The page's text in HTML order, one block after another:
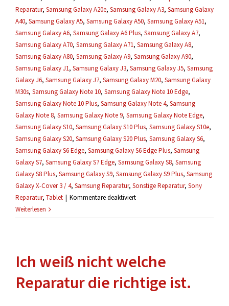
Reparatur, Samsung Galaxy A20e, Samsung Galaxy A3, Samsung Galaxy
A40, Samsung Galaxy A5, Samsung Galaxy A50, Samsung Galaxy A51,
Samsung Galaxy A6, Samsung Galaxy A6 Plus, Samsung Galaxy A7,
Samsung Galaxy A70, Samsung Galaxy A71, Samsung Galaxy A8,
Samsung Galaxy A80, Samsung Galaxy A9, Samsung Galaxy A90,
Samsung Galaxy J1, Samsung Galaxy J3, Samsung Galaxy J5, Samsung
Galaxy J6, Samsung Galaxy J7, Samsung Galaxy M20, Samsung Galaxy
M30s, Samsung Galaxy Note 10, Samsung Galaxy Note 10 Edge,
Samsung Galaxy Note 10 Plus, Samsung Galaxy Note 4, Samsung
Galaxy Note 8, Samsung Galaxy Note 9, Samsung Galaxy Note Edge,
Samsung Galaxy S10, Samsung Galaxy S10 Plus, Samsung Galaxy S10e,
Samsung Galaxy S20, Samsung Galaxy S20 Plus, Samsung Galaxy S6,
Samsung Galaxy S6 Edge, Samsung Galaxy S6 Edge Plus, Samsung
Galaxy S7, Samsung Galaxy S7 Edge, Samsung Galaxy S8, Samsung
Galaxy S8 Plus, Samsung Galaxy S9, Samsung Galaxy S9 Plus, Samsung
Galaxy X-Cover 3 / 4, Samsung Reparatur, Sonstige Reparatur, Sony
Reparatur, Tablet | Kommentare deaktiviertfür
brauche
für
meine
Versicherung.
Weiterlesen
Ich weiß nicht welche
Reparatur die richtige ist.